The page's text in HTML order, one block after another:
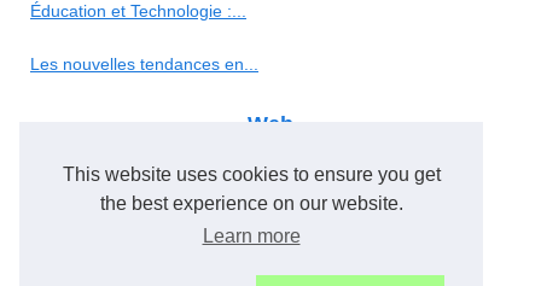
This website uses cookies to ensure you get
the best experience on our website.
Learn more
Éducation et Technologie :...
Les nouvelles tendances en...
Web
SEO et cloaking : Innover ou...
Referencement naturel :...